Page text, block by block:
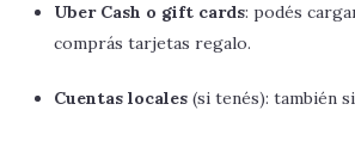
Uber Cash o gift cards: podés
comprás tarjetas regalo.
Cuentas locales (si tenés): también